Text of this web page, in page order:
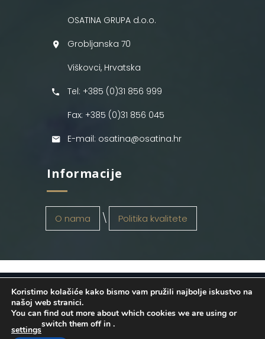
OSATINA GRUPA d.o.o.
Grobljanska 70
Viškovci, Hrvatska
Tel: +385 (0)31 856 999
Fax: +385 (0)31 856 045
E-mail: osatina@osatina.hr
Informacije
O nama Politika kvalitete
OSATINA GRUPA d.o.o. 2026
. Configured
byINFOS Osijek. Sva prava pridržana.
Koristimo kolačiće kako bismo vam pružili najbolje iskustvo na
našoj web stranici.
You can find out more about which cookies we are using or
switch them off in
settings
.